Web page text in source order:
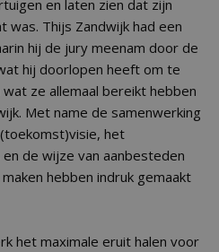
en laten zien dat zijn
was. Thijs Zandwijk had een
hij de jury meenam door de
hij doorlopen heeft om te
ze allemaal bereikt hebben
Met name de samenwerking
het
de wijze van aanbesteden
hebben indruk gemaakt
het maximale eruit halen voor